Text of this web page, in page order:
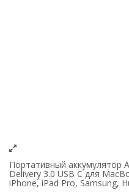
Портативный аккумулятор
Delivery 3.0 USB C для
iPhone, iPad Pro, Samsung,